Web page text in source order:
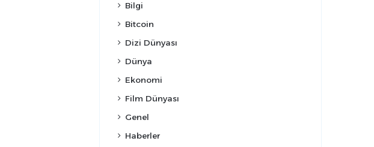
Bilgi
Bitcoin
Dizi Dünyası
Dünya
Ekonomi
Film Dünyası
Genel
Haberler